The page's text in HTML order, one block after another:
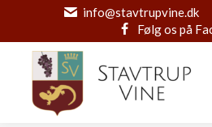
info@stavtrupvine.dk
Følg os på